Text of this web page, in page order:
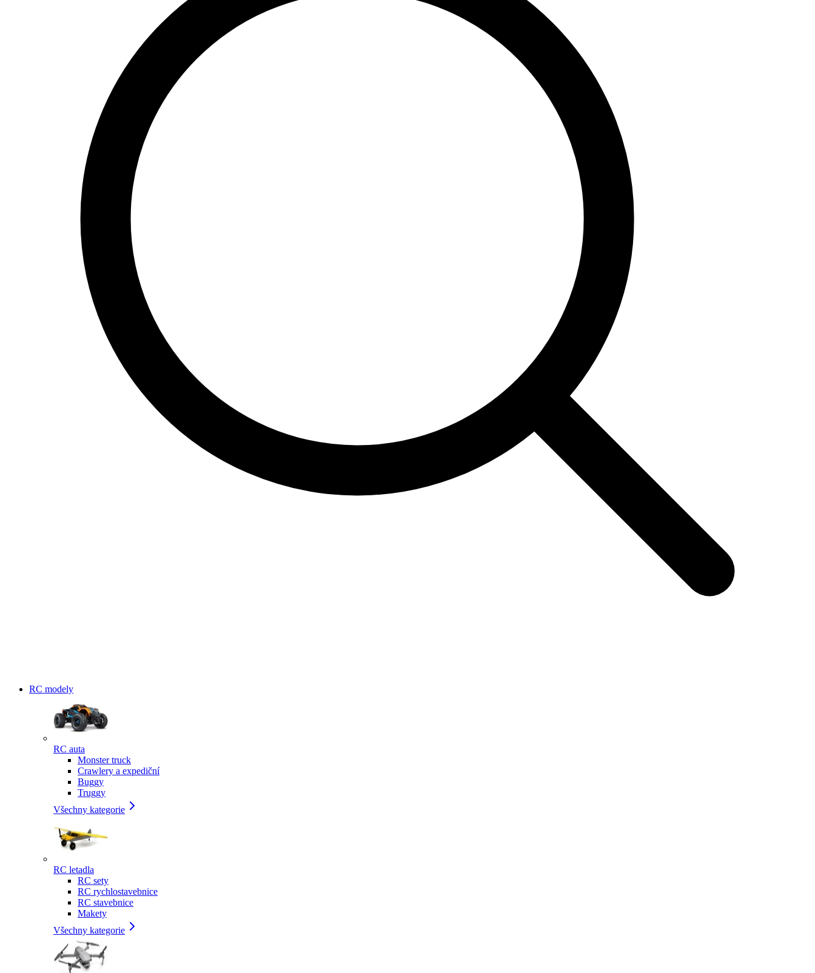
RC modely
RC auta
Monster truck
Crawlery a expediční
Buggy
Truggy
Všechny kategorie
RC letadla
RC sety
RC rychlostavebnice
RC stavebnice
Makety
Všechny kategorie